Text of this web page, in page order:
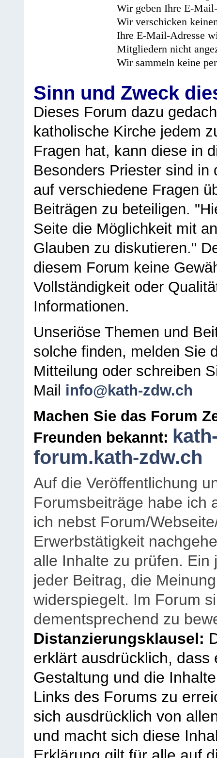
Wir geben Ihre E-
Wir verschicken
Ihre E-Mail-Adresse
Mitgliedern nicht
Wir sammeln keine
Sinn und Zweck
Dieses Forum dazu
katholische Kirche jedem
Fragen hat, kann diese in
Besonders Priester sind in
auf verschiedene Fragen
Beiträgen zu beteiligen.
Seite die Möglichkeit mit
Glauben zu diskutieren."
diesem Forum keine
Vollständigkeit oder
Informationen.
Unseriöse Themen und
solche finden, melden Sie
Mitteilung oder schreiben
Mail info@kath-zdw.ch
Machen Sie das Forum
Freunden bekannt:
forum.kath-zdw.ch
Auf die Veröffentlichung
Forumsbeiträge habe ich
ich nebst Forum/
Erwerbstätigkeit
alle Inhalte zu prüfen.
jeder Beitrag, die
widerspiegelt. Im Forum
dementsprechend zu
Distanzierungsklausel:
erklärt ausdrücklich,
Gestaltung und die
Links des Forums zu
sich ausdrücklich von
und macht sich diese